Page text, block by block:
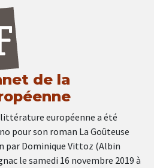
de la
européenne a été
pour son roman La Goûteuse
par Dominique Vittoz (Albin
le samedi 16 novembre 2019 à